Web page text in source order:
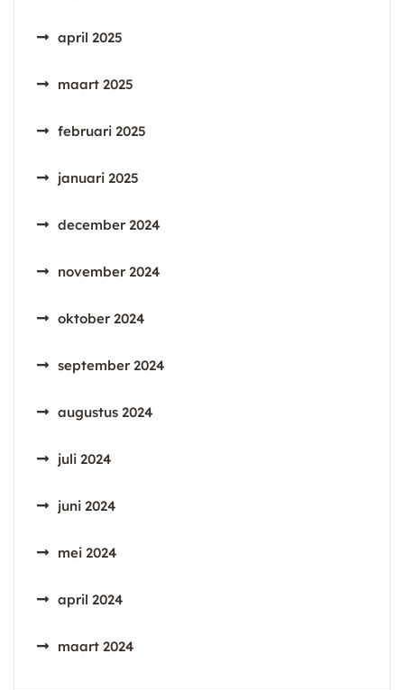
april 2025
maart 2025
februari 2025
januari 2025
december 2024
november 2024
oktober 2024
september 2024
augustus 2024
juli 2024
juni 2024
mei 2024
april 2024
maart 2024